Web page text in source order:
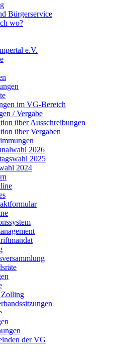
Bürgerservice
wo?
e.V.
im VG-Bereich
/ Vergabe
über Ausschreibungen
über Vergaben
2026
2025
2024
Zolling
der VG